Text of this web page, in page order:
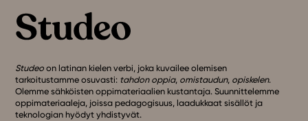
Studeo on latinan kielen verbi, joka kuvailee olemisen
tarkoitustamme osuvasti: tahdon oppia, omistaudun, opiskelen.
Olemme sähköisten oppimateriaalien kustantaja. Suunnittelemme
oppimateriaaleja, joissa pedagogisuus, laadukkaat sisällöt ja
teknologian hyödyt yhdistyvät.